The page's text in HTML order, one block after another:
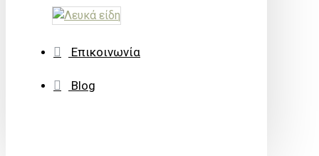
Επικοινωνία
Blog